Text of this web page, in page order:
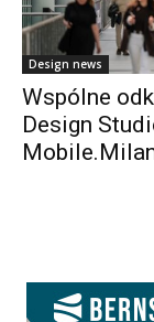
Design news
Wspólne
Design